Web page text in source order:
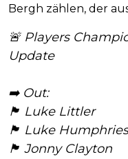
Bergh zählen, der
🚨 Players
Update
➡️ Out:
🏴󠁧󠁢󠁥󠁮󠁧󠁿 Luke Littler
🏴󠁧󠁢󠁥󠁮󠁧󠁿 Luke Humphries
🏴󠁧󠁢󠁷󠁬󠁳󠁿 Jonny Clayton